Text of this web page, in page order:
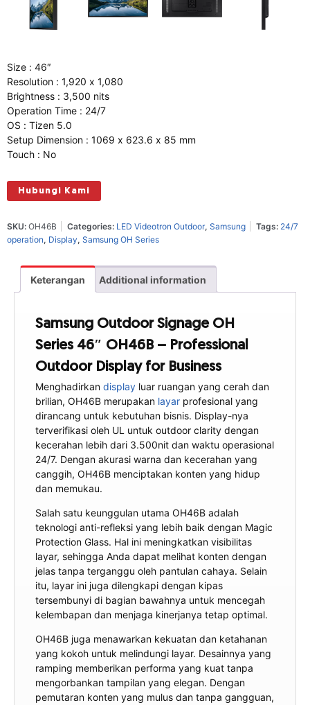
Size : 46″
Resolution : 1,920 x 1,080
Brightness : 3,500 nits
Operation Time : 24/7
OS : Tizen 5.0
Setup Dimension : 1069 x 623.6 x 85 mm
Touch : No
Hubungi Kami
SKU: OH46B Categories: LED Videotron Outdoor, Samsung Tags: 24/7
operation, Display, Samsung OH Series
Keterangan Additional information
Samsung Outdoor Signage OH
Series 46″ OH46B – Professional
Outdoor Display for Business
Menghadirkan display luar ruangan yang cerah dan
brilian, OH46B merupakan layar profesional yang
dirancang untuk kebutuhan bisnis. Display-nya
terverifikasi oleh UL untuk outdoor clarity dengan
kecerahan lebih dari 3.500nit dan waktu operasional
24/7. Dengan akurasi warna dan kecerahan yang
canggih, OH46B menciptakan konten yang hidup
dan memukau.
Salah satu keunggulan utama OH46B adalah
teknologi anti-refleksi yang lebih baik dengan Magic
Protection Glass. Hal ini meningkatkan visibilitas
layar, sehingga Anda dapat melihat konten dengan
jelas tanpa terganggu oleh pantulan cahaya. Selain
itu, layar ini juga dilengkapi dengan kipas
tersembunyi di bagian bawahnya untuk mencegah
kelembapan dan menjaga kinerjanya tetap optimal.
OH46B juga menawarkan kekuatan dan ketahanan
yang kokoh untuk melindungi layar. Desainnya yang
ramping memberikan performa yang kuat tanpa
mengorbankan tampilan yang elegan. Dengan
pemutaran konten yang mulus dan tanpa gangguan,